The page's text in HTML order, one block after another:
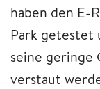
haben den E-
Park getestet
seine geringe
verstaut